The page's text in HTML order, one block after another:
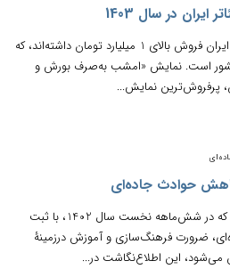
در سال 1403
در سال 1403، 67 نمایش تئاتر در ایران فروش بالای 1 میلیارد تومان داشته‌اند، که
است. نمایش «امشب به‌صرف بورش و
حوادث جاده‌ای
اطلاع‌نگاشت مقابل نشان می‌دهد که در شش‌ماهه نخست سال 1402، با ثبت
ضرورت فرهنگ‌سازی و آموزش درزمینۀ
این اطلاع‌نگاشت در...